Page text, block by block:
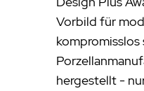
Vorbild für
hergestellt -